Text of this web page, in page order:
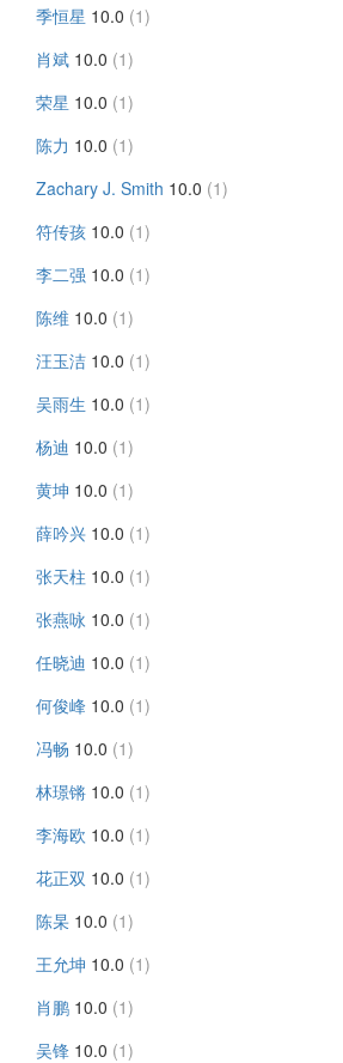
季恒星 10.0 (1)
肖斌 10.0 (1)
荣星 10.0 (1)
陈力 10.0 (1)
Zachary J. Smith 10.0 (1)
符传孩 10.0 (1)
李二强 10.0 (1)
陈维 10.0 (1)
汪玉洁 10.0 (1)
吴雨生 10.0 (1)
杨迪 10.0 (1)
黄坤 10.0 (1)
薛吟兴 10.0 (1)
张天柱 10.0 (1)
张燕咏 10.0 (1)
任晓迪 10.0 (1)
何俊峰 10.0 (1)
冯畅 10.0 (1)
林璟锵 10.0 (1)
李海欧 10.0 (1)
花正双 10.0 (1)
陈杲 10.0 (1)
王允坤 10.0 (1)
肖鹏 10.0 (1)
吴锋 10.0 (1)